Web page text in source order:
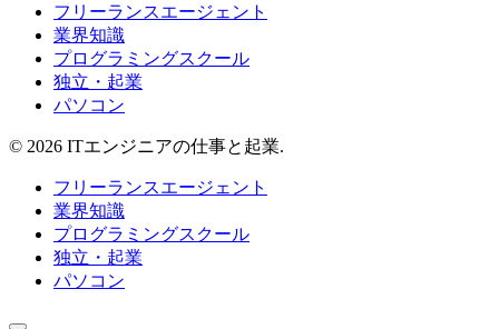
フリーランスエージェント
業界知識
プログラミングスクール
独立・起業
パソコン
© 2026 ITエンジニアの仕事と起業.
フリーランスエージェント
業界知識
プログラミングスクール
独立・起業
パソコン